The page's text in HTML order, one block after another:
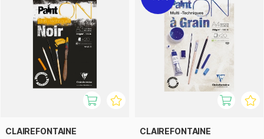
CLAIREFONTAINE CLAIREFONTAINE